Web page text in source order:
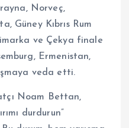
Norveç,
Güney Kıbrıs Rum
ve Çekya finale
Ermenistan,
veda etti.
Noam Bettan,
durdurun”